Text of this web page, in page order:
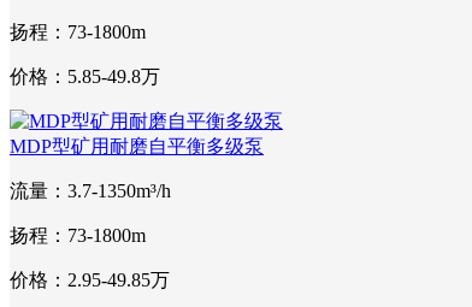
扬程：73-1800m
价格：5.85-49.8万
MDP型矿用耐磨自平衡多级泵
流量：3.7-1350m³/h
扬程：73-1800m
价格：2.95-49.85万